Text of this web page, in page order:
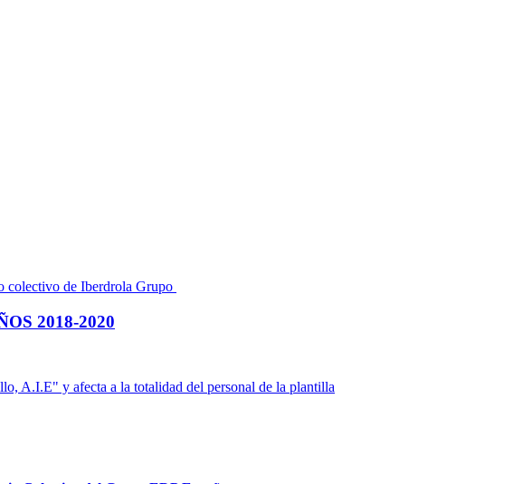
colectivo de Iberdrola Grupo
2018-2020
A.I.E" y afecta a la totalidad del personal de la plantilla